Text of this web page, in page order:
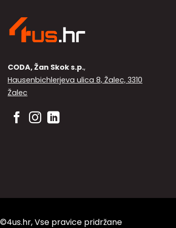
CODA, Žan Skok s.p.,
Hausenbichlerjeva ulica 8, Žalec, 3310
Žalec
©4us.hr, Vse pravice pridržane